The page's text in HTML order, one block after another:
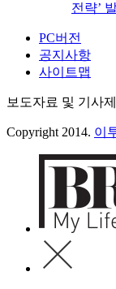
전략’
PC버전
공지사항
사이트맵
보도자료 및 기사
Copyright 2014. 이